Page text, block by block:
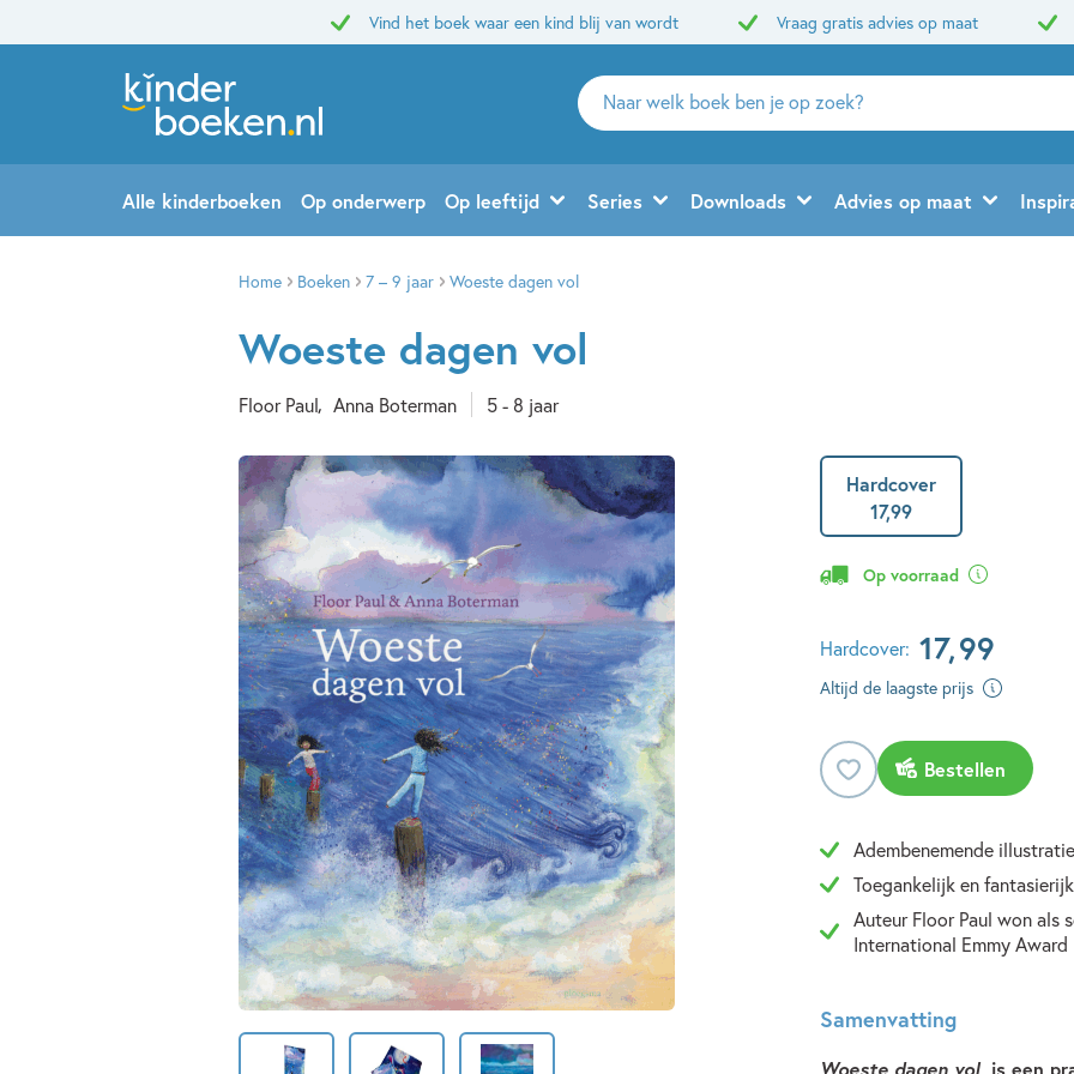
Vind het boek waar een kind blij van wordt Vraag gratis advies op maat
Zoeken
naar
en
uitgevers
Alle kinderboeken Op onderwerp Op leeftijd Series Downloads Advies op maat
Home Boeken 7 – 9 jaar Woeste dagen vol
Woeste dagen vol
Floor Paul Anna Boterman 5 - 8 jaar
Hardcover
17,99
Op voorraad
Hardcover: 17,99
Altijd de laagste prijs
Bestellen
Adembenemende
Toegankelijk en
Auteur Floor Paul won als
International Emmy Award
Samenvatting
Woeste dagen vol is een